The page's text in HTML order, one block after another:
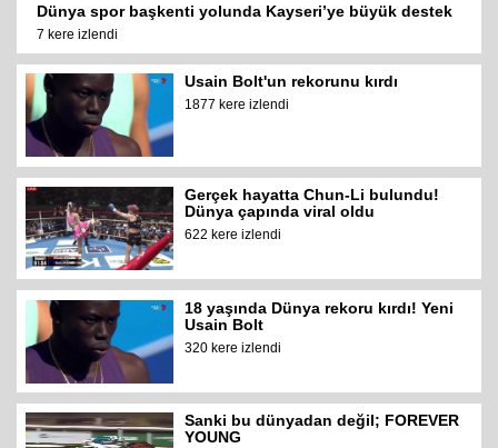
Dünya spor başkenti yolunda Kayseri’ye büyük destek
7 kere izlendi
Usain Bolt'un rekorunu kırdı
1877 kere izlendi
Gerçek hayatta Chun-Li bulundu!
Dünya çapında viral oldu
622 kere izlendi
18 yaşında Dünya rekoru kırdı! Yeni
Usain Bolt
320 kere izlendi
Sanki bu dünyadan değil; FOREVER
YOUNG